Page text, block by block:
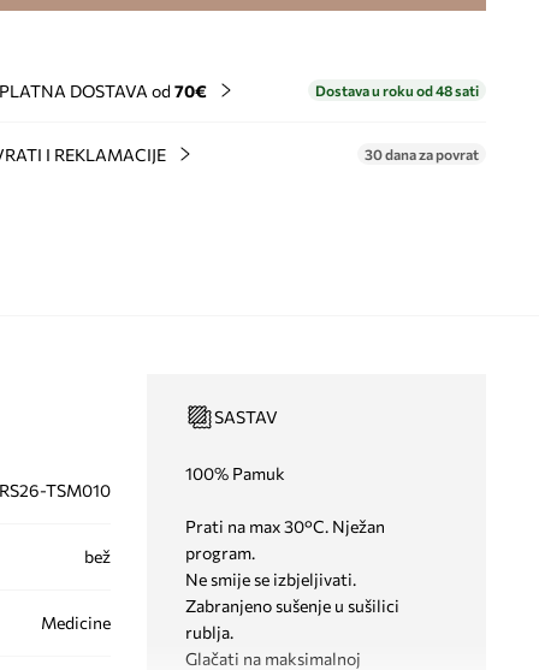
DOSTAVA od 70€ Dostava u roku od 48 sati
I REKLAMACIJE 30 dana za povrat
TSM010
bež
Medicine
SASTAV
100% Pamuk
Prati na max 30°C. Nježan
program.
Ne smije se izbjeljivati.
Zabranjeno sušenje u sušilici
rublja.
Glačati na maksimalnoj